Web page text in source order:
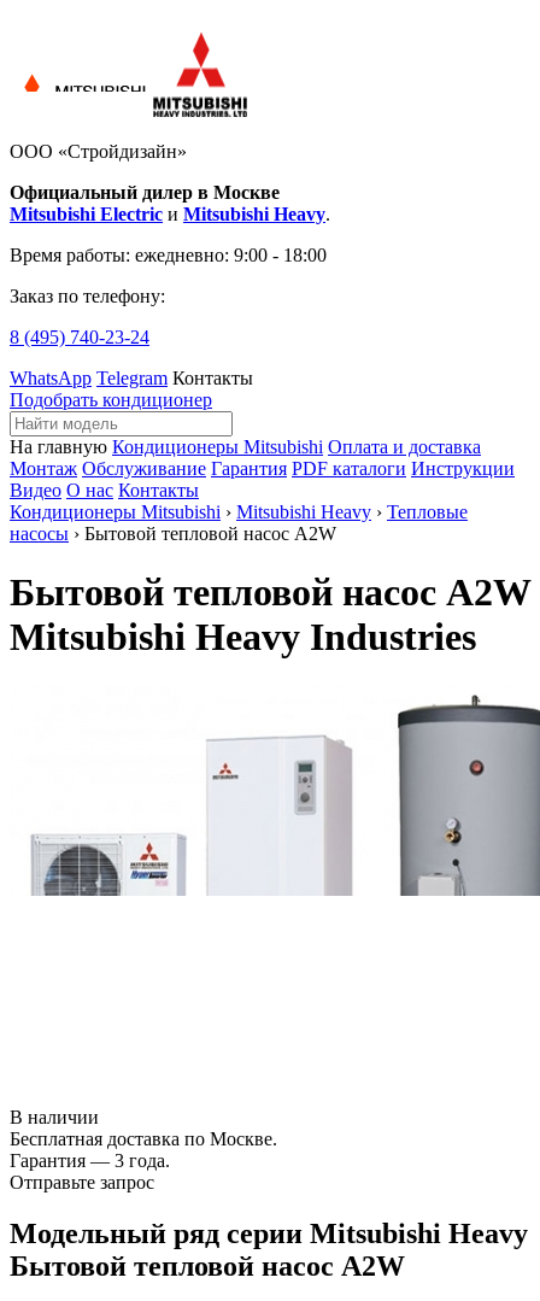
ООО «Стройдизайн»
Официальный дилер в Москве
Mitsubishi Electric и Mitsubishi Heavy.
Время работы: ежедневно: 9:00 - 18:00
Заказ по телефону:
8 (495) 740-23-24
WhatsApp Telegram Контакты
Подобрать кондиционер
На главную Кондиционеры Mitsubishi Оплата и доставка
Монтаж Обслуживание Гарантия PDF каталоги Инструкции
Видео О нас Контакты
Кондиционеры Mitsubishi › Mitsubishi Heavy › Тепловые
насосы › Бытовой тепловой насос A2W
Бытовой тепловой насос A2W
Mitsubishi Heavy Industries
В наличии
Бесплатная доставка по Москве.
Гарантия — 3 года.
Отправьте запрос
Модельный ряд серии Mitsubishi Heavy
Бытовой тепловой насос A2W